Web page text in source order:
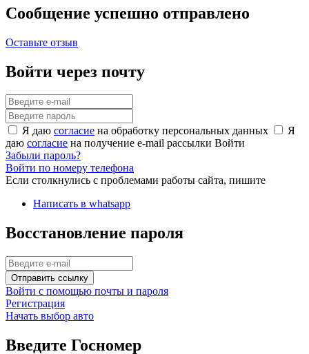
Сообщение успешно отправлено
Оставьте отзыв
Войти через почту
Я даю согласие на обработку персональных данных
Я
даю согласие на получение e-mail рассылки Войти
Забыли пароль?
Войти по номеру телефона
Если столкнулись с проблемами работы сайта, пишите
Написать в whatsapp
Восстановление пароля
Отправить ссылку
Войти с помощью почты и пароля
Регистрация
Начать выбор авто
Введите Госномер